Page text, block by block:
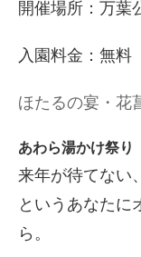
開催場所：万葉
入園料金：無料
ほたるの宴・花
あわら湯かけ祭り
来年が待てない
というあなたに
ら。